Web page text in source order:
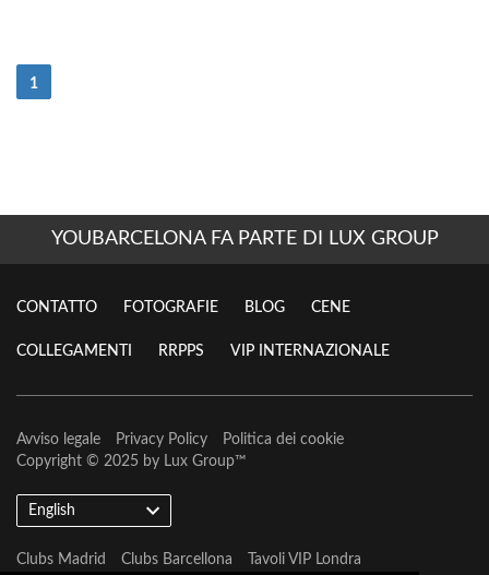
1
YOUBARCELONA FA PARTE DI LUX GROUP
CONTATTO FOTOGRAFIE BLOG CENE
COLLEGAMENTI RRPPS VIP INTERNAZIONALE
Avviso legale Privacy Policy
Politica dei cookie
Copyright © 2025 by Lux Group™
English
Clubs Madrid Clubs Barcellona Tavoli VIP Londra